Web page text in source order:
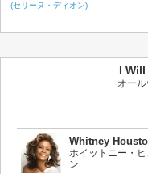
(セリーヌ・ディオン)
I
オー
Whitney
ホイットニー・ヒ
ン